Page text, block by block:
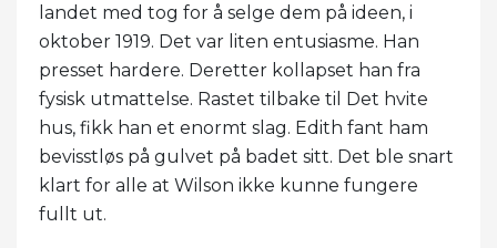
landet med tog for å selge dem på ideen, i
oktober 1919. Det var liten entusiasme. Han
presset hardere. Deretter kollapset han fra
fysisk utmattelse. Rastet tilbake til Det hvite
hus, fikk han et enormt slag. Edith fant ham
bevisstløs på gulvet på badet sitt. Det ble snart
klart for alle at Wilson ikke kunne fungere
fullt ut.